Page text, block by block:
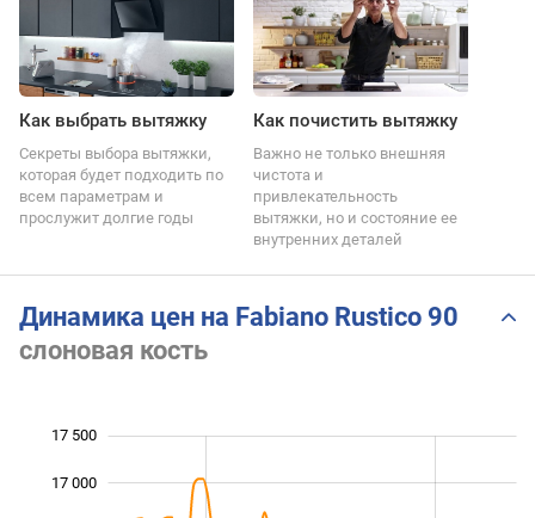
Как выбрать вытяжку
Секреты выбора вытяжки,
которая будет подходить по
всем параметрам и
прослужит долгие годы
Как почистить вытяжку
Важно не только внешняя
чистота и
привлекательность
вытяжки, но и состояние ее
внутренних деталей
Динамика цен на Fabiano Rustico 90
слоновая кость
17 000
17 500